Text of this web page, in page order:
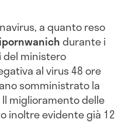
a quanto reso
durante i
ministero
al virus 48 ore
somministrato la
miglioramento delle
inoltre evidente già 12